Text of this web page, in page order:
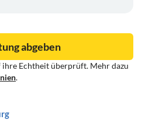
Echtheit überprüft. Mehr dazu
.
abgeben